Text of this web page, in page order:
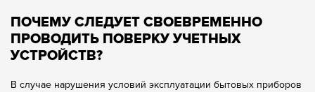
ПОЧЕМУ СЛЕДУЕТ СВОЕВРЕМЕННО
ПРОВОДИТЬ ПОВЕРКУ УЧЕТНЫХ
УСТРОЙСТВ?
В случае нарушения условий эксплуатации бытовых приборов